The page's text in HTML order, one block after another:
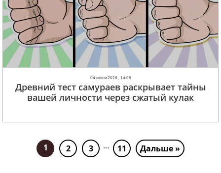
04 июня 2026 , 14:08
Древний тест самураев раскрывает тайны
вашей личности через сжатый кулак
1 2 3 … 11 Дальше »